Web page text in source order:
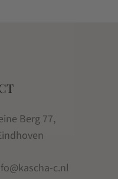
Berg 77,
c.nl